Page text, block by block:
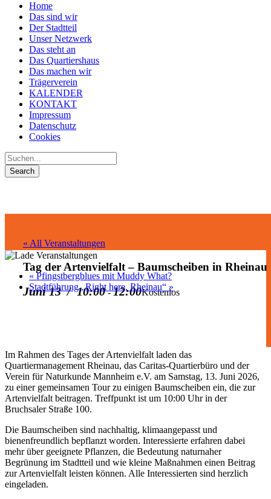
Home
Das sind wir
Der Stadtteil
Unser Netzwerk
Das steht an
Das Quartiershaus
Das machen wir
Trägerverein
KALENDER
KONTAKT
Impressum
Datenschutz
Cookies
« All Veranstaltungen
Tag der Artenvielfalt – Baumscheiben in Rheinau
Juni 13 / 10:00-12:00Kostenlos
« Pfingstbergblues mit Muddy What?
Stadtführung „Right here, Rheinau“ »
Im Rahmen des Tages der Artenvielfalt laden das
Quartiermanagement Rheinau, das Caritas-Quartierbüro und der
Verein für Naturkunde Mannheim e.V. am Samstag, 13. Juni 2026,
zu einer gemeinsamen Tour zu einigen Baumscheiben ein, die zur
Artenvielfalt beitragen. Treffpunkt ist um 10:00 Uhr in der
Bruchsaler Straße 100.
Die Baumscheiben sind nachhaltig, klimaangepasst und
bienenfreundlich bepflanzt worden. Interessierte erfahren dabei
mehr über geeignete Pflanzen, die Bedeutung naturnaher
Begrünung im Stadtteil und wie kleine Maßnahmen einen Beitrag
zur Artenvielfalt leisten können. Alle Interessierten sind herzlich
eingeladen.